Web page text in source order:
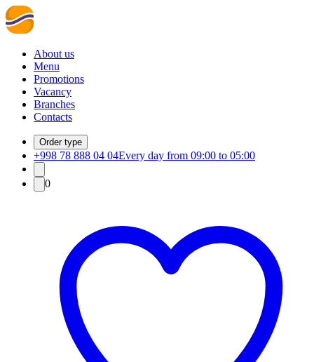
About us
Menu
Promotions
Vacancy
Branches
Contacts
Order type
+998 78 888 04 04Every day from 09:00 to 05:00
0